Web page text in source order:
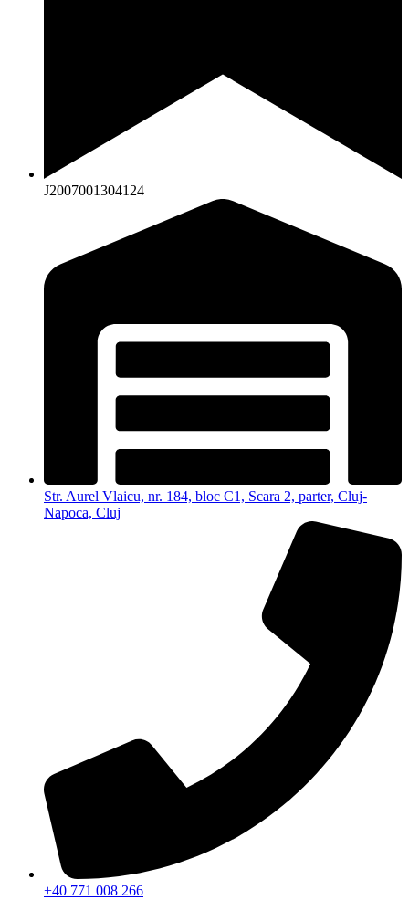
J2007001304124
Str. Aurel Vlaicu, nr. 184, bloc C1, Scara 2, parter, Cluj-
Napoca, Cluj
+40 771 008 266